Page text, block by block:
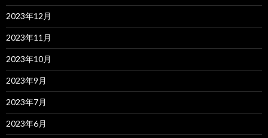
2023年12月
2023年11月
2023年10月
2023年9月
2023年7月
2023年6月